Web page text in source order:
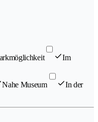
Im
Nahe Museum
In der